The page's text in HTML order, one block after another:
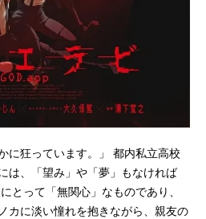
に狂っています。」 都内私立高校
は、「望み」や「夢」もなければ
とって「無関心」なものであり、
カに淡い憧れを抱きながら、親友の